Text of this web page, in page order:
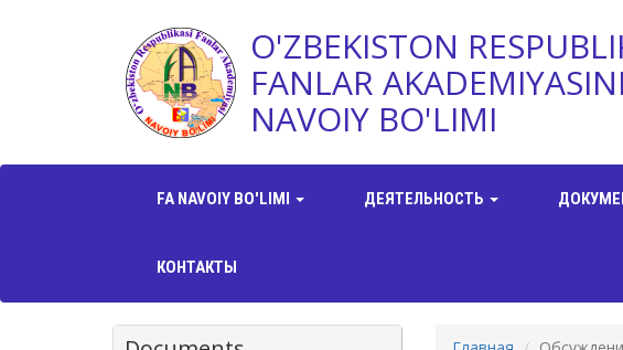
O'ZBEKISTON
FANLAR
NAVOIY BO'LIMI
FA NAVOIY BO'LIMI ДЕЯТЕЛЬНОСТЬ
КОНТАКТЫ